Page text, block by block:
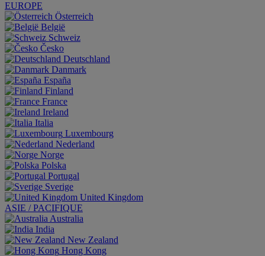
EUROPE
Österreich
België
Schweiz
Česko
Deutschland
Danmark
España
Finland
France
Ireland
Italia
Luxembourg
Nederland
Norge
Polska
Portugal
Sverige
United Kingdom
ASIE / PACIFIQUE
Australia
India
New Zealand
Hong Kong